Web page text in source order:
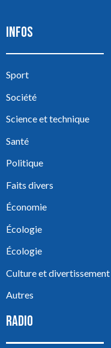
INFOS
Sport
Société
Science et technique
Santé
Politique
Faits divers
Économie
Écologie
Écologie
Culture et divertissement
Autres
RADIO